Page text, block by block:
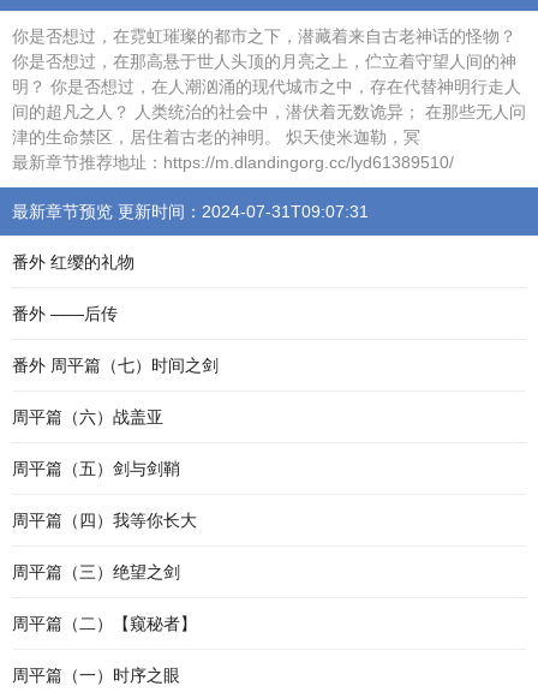
你是否想过，在霓虹璀璨的都市之下，潜藏着来自古老神话的怪物？
你是否想过，在那高悬于世人头顶的月亮之上，伫立着守望人间的神
明？ 你是否想过，在人潮汹涌的现代城市之中，存在代替神明行走人
间的超凡之人？ 人类统治的社会中，潜伏着无数诡异； 在那些无人问
津的生命禁区，居住着古老的神明。 炽天使米迦勒，冥
最新章节推荐地址：https://m.dlandingorg.cc/lyd61389510/
最新章节预览 更新时间：2024-07-31T09:07:31
番外 红缨的礼物
番外 ——后传
番外 周平篇（七）时间之剑
周平篇（六）战盖亚
周平篇（五）剑与剑鞘
周平篇（四）我等你长大
周平篇（三）绝望之剑
周平篇（二）【窥秘者】
周平篇（一）时序之眼